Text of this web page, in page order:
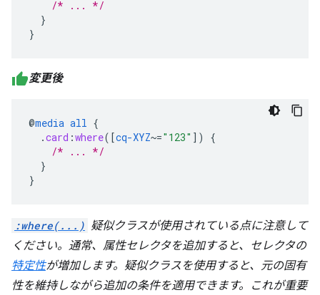
/* ... */
}
}
変更後
@media all {
.card :where([cq-XYZ~="123" ])
{
/* ... */
}
}
:where(...) 疑似クラスが使用されている点に注意して
ください。通常、属性セレクタを追加すると、セレクタの
特定性が増加します。疑似クラスを使用すると、元の固有
性を維持しながら追加の条件を適用できます。これが重要